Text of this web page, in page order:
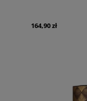
164,90 zł